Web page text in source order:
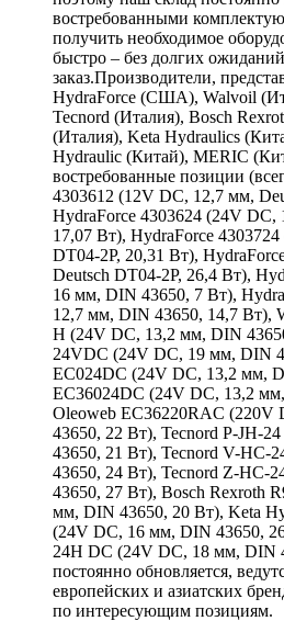
востребованными
получить необходимое
быстро – без долгих
заказ.Производители,
HydraForce (США), Walvoil
Tecnord (Италия), Bosch
(Италия), Keta Hydraulics
Hydraulic (Китай), MERIC
востребованные позиции
4303612 (12V DC, 12,7 мм,
HydraForce 4303624 (24V DC,
17,07 Вт), HydraForce
DT04-2P, 20,31 Вт),
Deutsch DT04-2P, 26,4 Вт),
16 мм, DIN 43650, 7 Вт),
12,7 мм, DIN 43650, 14,7 Вт),
H (24V DC, 13,2 мм, DIN
24VDC (24V DC, 19 мм, DIN
EC024DC (24V DC, 13,2 мм,
EC36024DC (24V DC, 13,2
Oleoweb EC36220RAC (220V
43650, 22 Вт), Tecnord P-JH-
43650, 21 Вт), Tecnord V-HC-
43650, 24 Вт), Tecnord Z-HC-
43650, 27 Вт), Bosch Rexroth
мм, DIN 43650, 20 Вт), Keta
(24V DC, 16 мм, DIN 43650,
24H DC (24V DC, 18 мм, DIN
постоянно обновляется,
европейских и азиатских
по интересующим позициям.